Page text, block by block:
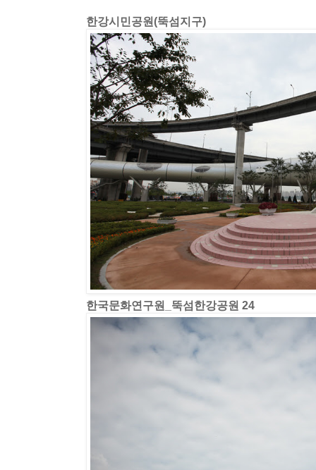
한강시민공원(뚝섬지구)
한국문화연구원_뚝섬한강공원 24